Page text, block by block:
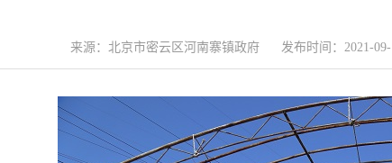
来源：北京市密云区河南寨镇政府 发布时间：2021-